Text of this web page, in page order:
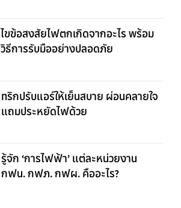
ไขข้อสงสัยไฟตกเกิดจากอะไร พร้อม
วิธีการรับมืออย่างปลอดภัย
ทริกปรับแอร์ให้เย็นสบาย ผ่อนคลายใจ
แถมประหยัดไฟด้วย
รู้จัก ‘การไฟฟ้า’ แต่ละหน่วยงาน
กฟน. กฟภ. กฟผ. คืออะไร?